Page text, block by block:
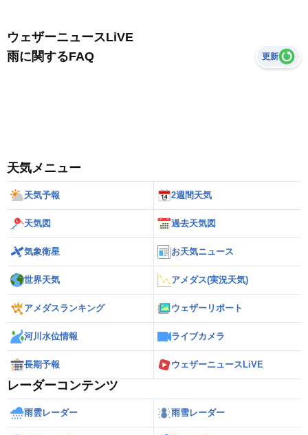
ウェザーニュースLiVE
雨に関するFAQ
更新
天気メニュー
天気予報 2週間天気
天気図 過去天気図
気象衛星 お天気ニュース
世界天気 アメダス(実況天気)
アメダスランキング ウェザーリポート
河川水位情報 ライブカメラ
長期予報 ウェザーニュースLiVE
レーダーコンテンツ
雨雲レーダー 雨雪レーダー